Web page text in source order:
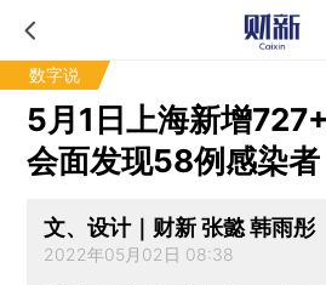
数字说
5月1日上海新增
会面发现58例感染者
文、设计｜财新 张懿 韩雨彤
2022年05月02日 08:38